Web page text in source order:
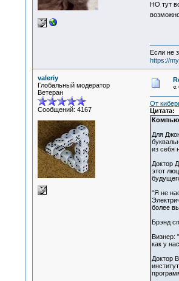
НО тут
Если не
https://
valeriy
Глобальный модератор
Ветеран
Сообщений: 4167
«
От
Цитата:
Для
из себя
Доктор
этот
"Я не
более
Брэнд
Визнер:
как у
Доктор